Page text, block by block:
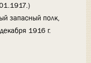
запасный полк,
1916 г.